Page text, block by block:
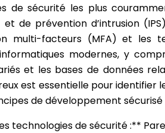
de sécurité les plus
et de prévention d’intrusion
multi-facteurs (MFA) et les
modernes, y
et les bases de données
est essentielle pour
de développement
technologies de sécurité :**